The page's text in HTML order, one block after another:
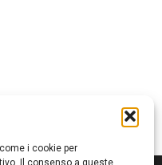
i cookie per
Il consenso a queste